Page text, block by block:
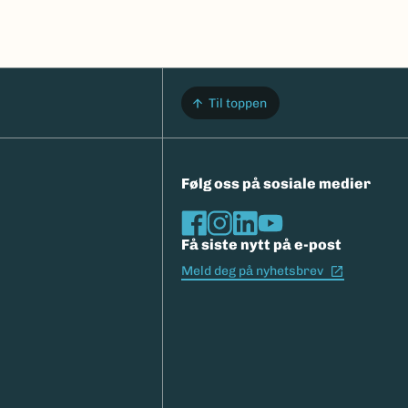
Til toppen
Følg oss på sosiale medier
Få siste nytt på e-post
Meld deg på nyhetsbrev